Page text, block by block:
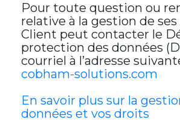
Pour toute question ou
relative à la gestion de ses
Client peut contacter le
protection des données
courriel à l’adresse
cobham-solutions.com
En savoir plus sur la
données et vos droits